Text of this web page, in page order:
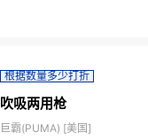
根据数量多少打折
吹吸两用枪
巨霸(PUMA) [美国]